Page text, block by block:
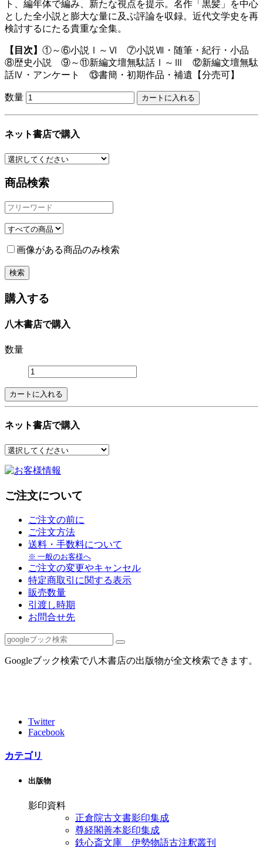
ト、編年体で編み、新たな視点を提示。名作「黒髪」を中心
とした全小説と膨大な量に及ぶ評論を収録。近代文学史を再
検討するにたる貴重な全集。
【目次】 ①～⑥小説Ⅰ～Ⅵ ⑦小説Ⅶ・随筆・紀行・小品
⑧歴史小説 ⑨～⑪新編文壇無駄話Ⅰ～Ⅲ ⑫新編文壇無駄
話Ⅳ・アンケート ⑬書簡・初期作品・補遺【分売可】
数量
ネット書店で購入
商品検索
画像がある商品のみ検索
購入する
八木書店で購入
数量
ネット書店で購入
ご注文について
ご注文の前に
ご注文方法
送料・手数料について
※ 一般のお客様へ
ご注文の変更やキャンセル
特定商取引に関する表示
販売数量
引渡し時期
お問合せ先
Googleブック検索で八木書店の出版物が全文検索できます。
Twitter
Facebook
カテゴリ
出版物
影印資料
正倉院古文書影印集成
尊経閣善本影印集成
鉄心斎文庫 伊勢物語古注釈叢刊